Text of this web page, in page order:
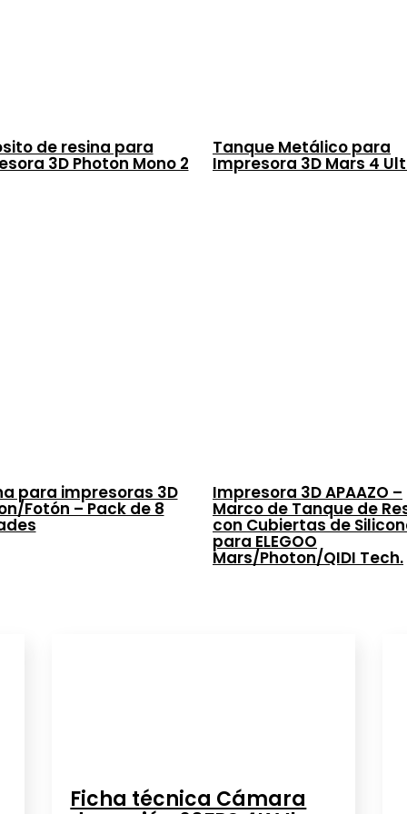
de resina para
3D Photon Mono 2
Tanque Metálico para
Impresora 3D Mars 4
para impresoras 3D
Fotón – Pack de 8
Impresora 3D APAAZO –
Marco de Tanque de
con Cubiertas de
para ELEGOO
Mars/Photon/QIDI Tech.
Ficha técnica Cámara